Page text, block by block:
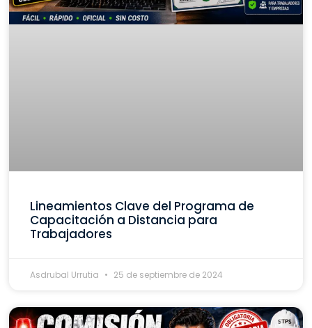
Lineamientos Clave del Programa de
Capacitación a Distancia para
Trabajadores
Asdrubal Urrutia 25 de septiembre de 2024